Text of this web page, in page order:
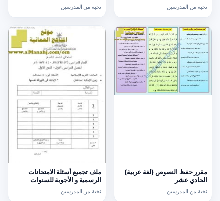
نخبة من المدرسين
نخبة من المدرسين
مقرر حفظ النصوص (لغة عربية)
الحادي عشر
نخبة من المدرسين
ملف تجميع أسئلة الامتحانات
الرسمية و الأجوبة للسنوات
السابقة الدور الأول (الامتحانات)
التاسع
نخبة من المدرسين